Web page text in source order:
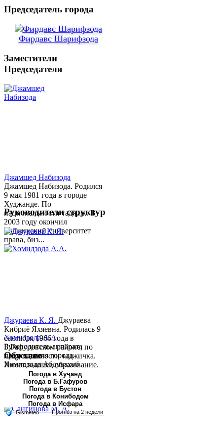
Председатель города
Фирдавс Шарифзода
Заместители
Председателя
Джамшед Набизода
Джамшед Набизода. Родился
9 мая 1981 года в городе
Худжанде. По
национальности таджик. В
2003 году окончил
Таджикский университет
права, биз...
Хомидзода А.А.
Руководитель аппарата
председателя города
Хомидзода Абдувахоб
Абдумаджид родился 8
июня 1978 года в городе
Худжанде. По
национальности...
Руководители структур
Джураева К. Я. Джураева
Кибриё Яхяевна. Родилась 9
сентября 1966 года в
Б.Гафуровском районе, по
национальности таджичка.
Имеет высшее образование.
В 1997 ...
Обу хаво
Погода в Хуҷанд
Погода в Б.Ғафуров
Погода в Бустон
Погода в Конибодом
Погода в Исфара